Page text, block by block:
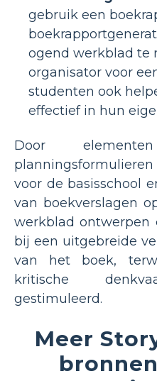
gebruik een
ogend werkblad te
organisator voor
studenten ook
effectief in hun
Door
voor de basisschool
van boekverslagen
werkblad ontwerpen
bij een uitgebreide
van het boek,
kritische
gestimuleerd.
Meer